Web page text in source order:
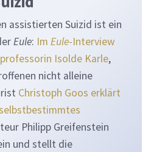
assistierten Suizid ist ein
Eule: Im Eule-Interview
Isolde Karle,
nicht alleine
Christoph Goos erklärt
Philipp Greifenstein
und stellt die